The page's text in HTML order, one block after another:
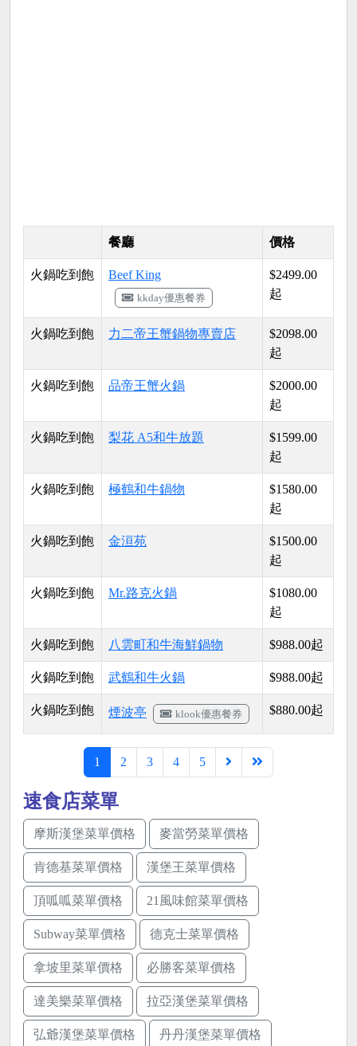
餐廳 價格
火鍋吃到飽 Beef King
kkday優惠餐券
$2499.00
起
火鍋吃到飽 力二帝王蟹鍋物專賣店
$2098.00
起
火鍋吃到飽 品帝王蟹火鍋
$2000.00
起
火鍋吃到飽 梨花 A5和牛放題
$1599.00
起
火鍋吃到飽 極鶴和牛鍋物
$1580.00
起
火鍋吃到飽 金洹苑
$1500.00
起
火鍋吃到飽 Mr.路克火鍋
$1080.00
起
火鍋吃到飽 八雲町和牛海鮮鍋物 $988.00起
火鍋吃到飽 武鶴和牛火鍋 $988.00起
火鍋吃到飽 煙波亭 klook優惠餐券 $880.00起
1 2 3 4 5
速食店菜單
摩斯漢堡菜單價格 麥當勞菜單價格
肯德基菜單價格 漢堡王菜單價格
頂呱呱菜單價格 21風味館菜單價格
Subway菜單價格 德克士菜單價格
拿坡里菜單價格 必勝客菜單價格
達美樂菜單價格 拉亞漢堡菜單價格
弘爺漢堡菜單價格 丹丹漢堡菜單價格